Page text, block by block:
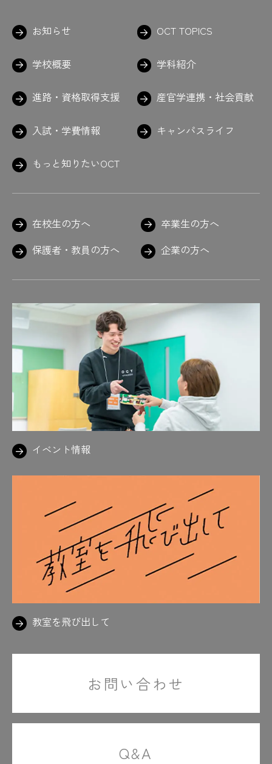
お知らせ OCT TOPICS
学校概要 学科紹介
進路・資格取得支援
入試・学費情報 キャンパスライフ
産官学連携・社会貢献
もっと知りたいOCT
在校生の方へ
卒業生の方へ
保護者・教員の方へ
企業の方へ
イベント情報
教室を飛び出して
お問い合わせ
Q&A